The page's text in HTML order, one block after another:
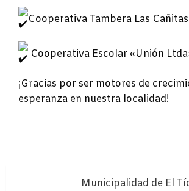
Cooperativa Tambera Las
Cooperativa Escolar «Unión
¡Gracias por ser motores de
esperanza en nuestra localidad!
Municipalidad de El